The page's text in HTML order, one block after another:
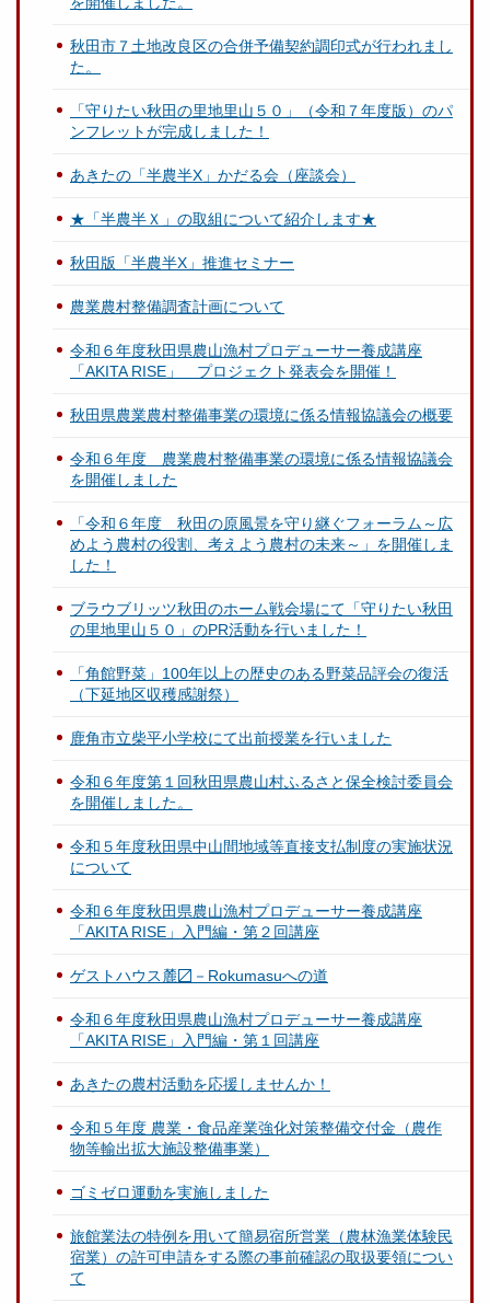
秋田市７土地改良区の合併予備契約調印式が行われまし
た。
「守りたい秋田の里地里山５０」（令和７年度版）のパ
ンフレットが完成しました！
あきたの「半農半X」かだる会（座談会）
★「半農半Ｘ」の取組について紹介します★
秋田版「半農半X」推進セミナー
農業農村整備調査計画について
令和６年度秋田県農山漁村プロデューサー養成講座
「AKITA RISE」 プロジェクト発表会を開催！
秋田県農業農村整備事業の環境に係る情報協議会の概要
令和６年度 農業農村整備事業の環境に係る情報協議会
を開催しました
「令和６年度 秋田の原風景を守り継ぐフォーラム～広
めよう農村の役割、考えよう農村の未来～」を開催しま
した！
ブラウブリッツ秋田のホーム戦会場にて「守りたい秋田
の里地里山５０」のPR活動を行いました！
「角館野菜」100年以上の歴史のある野菜品評会の復活
（下延地区収穫感謝祭）
鹿角市立柴平小学校にて出前授業を行いました
令和６年度第１回秋田県農山村ふるさと保全検討委員会
を開催しました。
令和５年度秋田県中山間地域等直接支払制度の実施状況
について
令和６年度秋田県農山漁村プロデューサー養成講座
「AKITA RISE」入門編・第２回講座
ゲストハウス麓〼－Rokumasuへの道
令和６年度秋田県農山漁村プロデューサー養成講座
「AKITA RISE」入門編・第１回講座
あきたの農村活動を応援しませんか！
令和５年度 農業・食品産業強化対策整備交付金（農作
物等輸出拡大施設整備事業）
ゴミゼロ運動を実施しました
旅館業法の特例を用いて簡易宿所営業（農林漁業体験民
宿業）の許可申請をする際の事前確認の取扱要領につい
て